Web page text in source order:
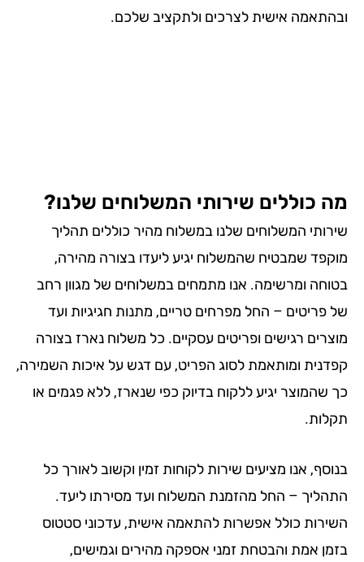
אישית לצרכים ולתקציב שלכם.
כוללים שירותי המשלוחים שלנו?
המשלוחים שלנו במשלוח מהיר כוללים תהליך
שמבטיח שהמשלוח יגיע ליעדו בצורה מהירה,
ומרשימה. אנו מתמחים במשלוחים של מגוון רחב
פריטים – החל מפרחים טריים, מתנות חגיגיות ועד
רגישים ופריטים עסקיים. כל משלוח נארז בצורה
ומותאמת לסוג הפריט, עם דגש על איכות השמירה,
שהמוצר יגיע ללקוח בדיוק כפי שנארז, ללא פגמים או
אנו מציעים שירות לקוחות זמין וקשוב לאורך כל
– החל מהזמנת המשלוח ועד מסירתו ליעד.
כולל אפשרות להתאמה אישית, עדכוני סטטוס
אמת והבטחת זמני אספקה מהירים וגמישים,